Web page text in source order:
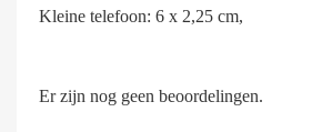
Kleine telefoon: 6 x 2,25 cm,
Er zijn nog geen beoordelingen.